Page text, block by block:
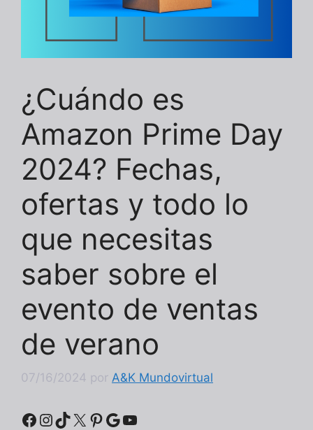
¿Cuándo es
Amazon Prime Day
2024? Fechas,
ofertas y todo lo
que necesitas
saber sobre el
evento de ventas
de verano
07/16/2024 por A&K Mundovirtual
Facebook
Instagram
TikTok
X Pinterest
Google
YouTube